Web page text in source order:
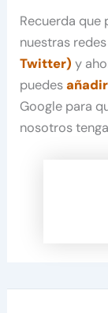
Recuerda que
nuestras
Twitter) y
puedes
Google para
nosotros